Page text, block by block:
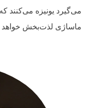
می‌گیرد یونیزه می‌کنند
ماساژی لذت‌بخش